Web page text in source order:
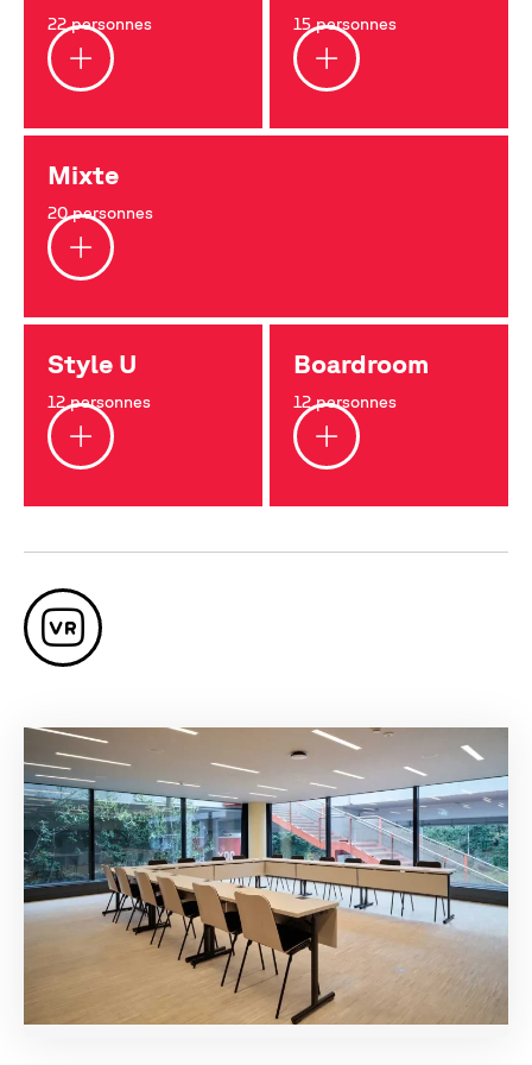
22 personnes 15 personnes
Mixte
20 personnes
Style U
12 personnes
Boardroom
12 personnes